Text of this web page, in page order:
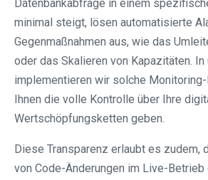
Datenbankabfrage in einem
minimal steigt, lösen automatisierte
Gegenmaßnahmen aus, wie das
oder das Skalieren von Kapazitäten. In
implementieren wir solche
Ihnen die volle Kontrolle über Ihre
Wertschöpfungsketten geben.
Diese Transparenz erlaubt es zudem,
von Code-Änderungen im Live-